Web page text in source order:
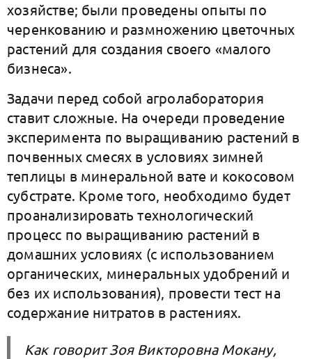
хозяйстве; были проведены опыты по
черенкованию и размножению цветочных
растений для создания своего «малого
бизнеса».
Задачи перед собой агролаборатория
ставит сложные. На очереди проведение
эксперимента по выращиванию растений в
почвенных смесях в условиях зимней
теплицы в минеральной вате и кокосовом
субстрате. Кроме того, необходимо будет
проанализировать технологический
процесс по выращиванию растений в
домашних условиях (с использованием
органических, минеральных удобрений и
без их использования), провести тест на
содержание нитратов в растениях.
Как говорит Зоя Викторовна Мокану,